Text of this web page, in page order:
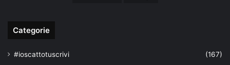
Categorie
#ioscattotuscrivi
(167)